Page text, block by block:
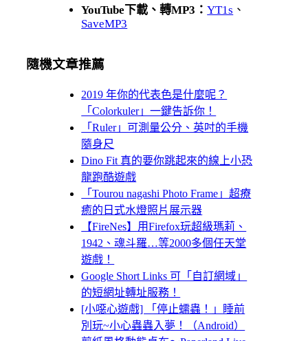
YouTube下載、轉MP3：YT1s 、
SaveMP3
隨機文章推薦
2019 年你的代表色是什麼呢？
「Colorkuler」一鍵告訴你！
「Ruler」可測量公分、英吋的手機
隨身尺
Dino Fit 真的要你跳起來的線上小恐
龍跑酷遊戲
「Tourou nagashi Photo Frame」超療
癒的日式水燈照片展示器
【FireNes】用Firefox玩超級瑪莉、
1942、魂斗羅…等2000多個任天堂
遊戲！
Google Short Links 可「自訂網域」
的短網址轉址服務！
[小噁心遊戲] 「停止蠕蟲！」睡前
別玩~小心蟲蟲入夢！（Android）